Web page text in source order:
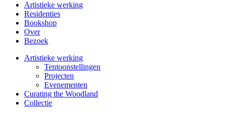
Artistieke werking
Residenties
Bookshop
Over
Bezoek
Artistieke werking
Tentoonstellingen
Projecten
Evenementen
Curating the Woodland
Collectie